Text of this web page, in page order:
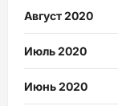
Август 2020
Июль 2020
Июнь 2020